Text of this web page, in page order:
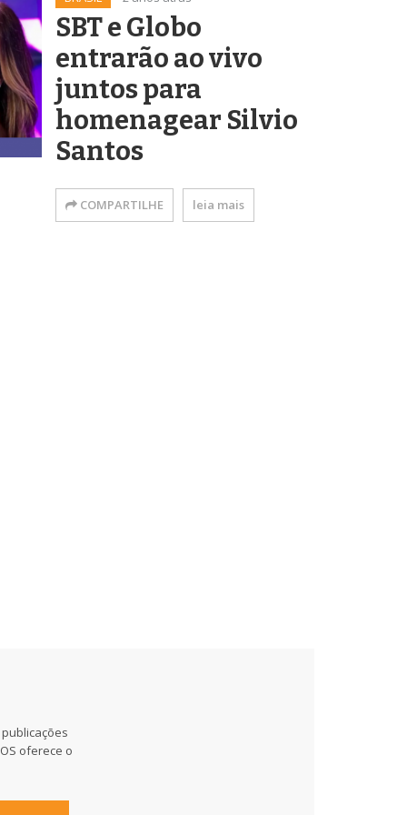
SBT e Globo
entrarão ao vivo
juntos para
homenagear Silvio
Santos
COMPARTILHE leia mais
oferece o